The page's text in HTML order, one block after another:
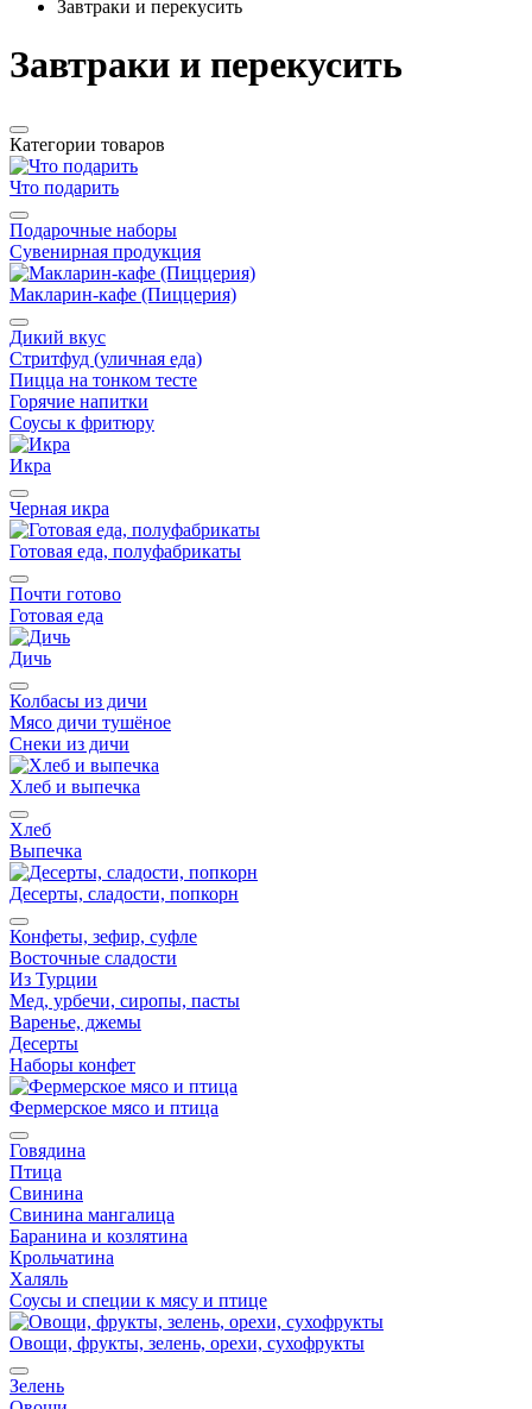
Завтраки и перекусить
Завтраки и перекусить
Категории товаров
Что подарить
Подарочные наборы
Сувенирная продукция
Макларин-кафе (Пиццерия)
Дикий вкус
Стритфуд (уличная еда)
Пицца на тонком тесте
Горячие напитки
Соусы к фритюру
Икра
Черная икра
Готовая еда, полуфабрикаты
Почти готово
Готовая еда
Дичь
Колбасы из дичи
Мясо дичи тушёное
Снеки из дичи
Хлеб и выпечка
Хлеб
Выпечка
Десерты, сладости, попкорн
Конфеты, зефир, суфле
Восточные сладости
Из Турции
Мед, урбечи, сиропы, пасты
Варенье, джемы
Десерты
Наборы конфет
Фермерское мясо и птица
Говядина
Птица
Свинина
Свинина мангалица
Баранина и козлятина
Крольчатина
Халяль
Соусы и специи к мясу и птице
Овощи, фрукты, зелень, орехи, сухофрукты
Зелень